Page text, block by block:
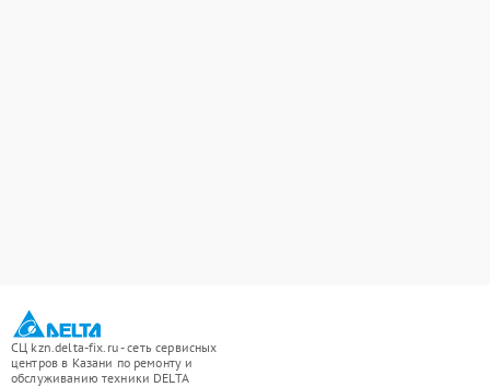
СЦ kzn.delta-fix.ru - сеть сервисных
центров в Казани по ремонту и
обслуживанию техники DELTA